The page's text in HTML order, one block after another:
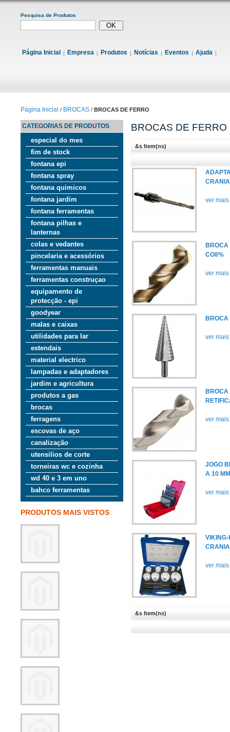
Pesquisa de Produtos
Página Inicial Empresa Produtos Notícias Eventos Ajuda
Página Inicial / BROCAS / BROCAS DE FERRO
CATEGORIAS DE PRODUTOS
especial do mes
fim de stock
fontana epi
fontana spray
fontana quimicos
fontana jardim
fontana ferramentas
fontana pilhas e
lanternas
colas e vedantes
pincelaria e acessórios
ferramentas manuais
ferramentas construçao
equipamento de
protecção - epi
goodyear
malas e caixas
utilidades para lar
estendais
material electrico
lampadas e adaptadores
jardim e agricultura
produtos a gas
brocas
ferragens
escovas de aço
canalização
utensilios de corte
torneiras wc e cozinha
wd 40 e 3 em uno
bahco ferramentas
PRODUTOS MAIS VISTOS
BROCAS DE FERRO
&s Item(ns)
ver mais
CO8%
ver mais
ver mais
ver mais
JOGO
A 10 MM
ver mais
ver mais
&s Item(ns)